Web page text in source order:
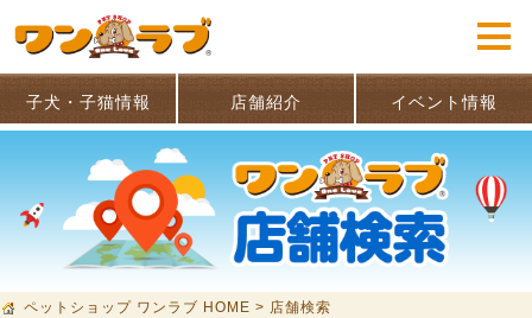
子犬・子猫情報 店舗紹介 イベント情報
ペットショップ ワンラブ HOME > 店舗検索